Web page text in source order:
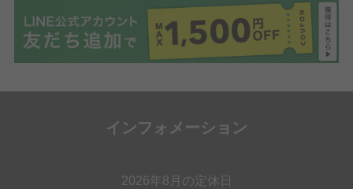
インフォメーション
2026年8月の定休日